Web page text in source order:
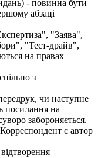
- повинна бути
абзаці
"Заява",
"Тест-драйв",
на правах
з
чи наступне
посилання на
забороняється.
є автор